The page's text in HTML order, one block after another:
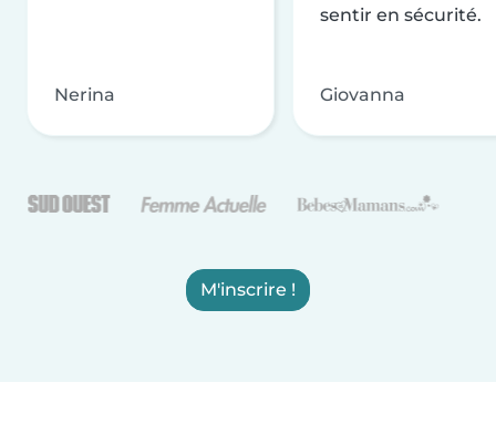
Nerina
sentir en sécurité.
Giovanna
M'inscrire !